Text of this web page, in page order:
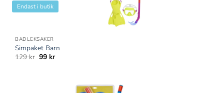
Endast i butik
BADLEKSAKER
Simpaket Barn
129kr Det
99 krDet